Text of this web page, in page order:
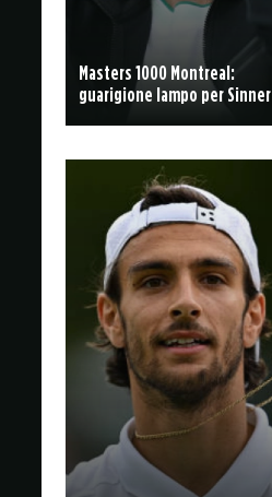
Masters 1000 Montreal:
guarigione lampo per Sinner